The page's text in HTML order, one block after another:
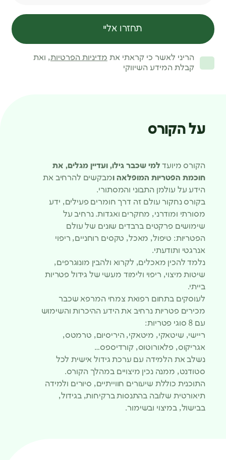
תחזרו אליי
הריני לאשר כי קראתי את מדיניות הפרטיות, ואת
קבלת המידע השיווקי
על הקורס
הקורס מיועד למי שכבר גילו, ועדיין מגלים, את
חוכמת הפטריות המופלאה ומבקשים להרחיב את
הידע על עולמן התבוני והמסתורי.
בקורס נחקור עולם זה דרך חומרים פעילים, ידע
מסורתי ומודרני, מחקרים ואגדות. נרחיב על
שימושים פרקטים ברבדים שונים של עולם
הפטריות: טיפול, מאכל, טקסים רוחניים, ריפוי
אנרגטי ותודעתי.
נלמד להכין מאכלים, לקרוא ולהבין מונוגרפים,
שיטות מיצוי, ריפוי ולימוד מעשי של גידול פטריות
בייתי.
לעוסקים בתחום רפואת צמחי המרפא שכבר
מכירים פטריות נרחיב את הידע ההיכרות והשימוש
עם 8 סוגי פטריות:
ריישי, שיטאקי, מיטאקי, היריסיום, טרמטס,
אגריקוס, פלאורוטוס, קורדיספס…
נשלב את הלמידה עם ערכת גידול אישית לכל
סטודנט, ממנה נכין מיצויים במהלך הקורס.
התוכנית כוללת שיעורים חווייתיים, סיורים ולמידה
תיאורטית שלובה בהתנסות ברקיחות, בגידול,
בבישול, במיצוי ובשימור.